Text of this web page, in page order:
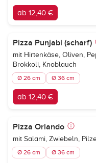
ab 12,40 €
Pizza Punjabi (scharf)
mit Hirtenkäse, Oliven,
Brokkoli, Knoblauch
Ø 26 cm Ø 36 cm
ab 12,40 €
Pizza Orlando
mit Salami, Zwiebeln,
Ø 26 cm Ø 36 cm